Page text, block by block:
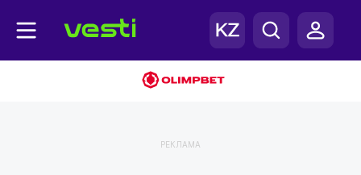
РЕКЛАМА